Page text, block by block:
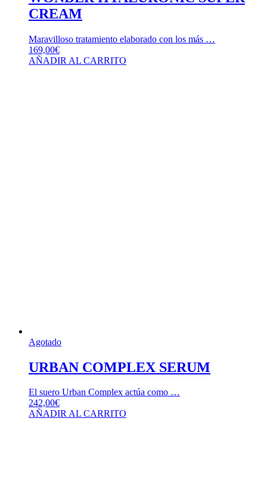
CREAM
Maravilloso tratamiento elaborado con los más …
169,00€
AÑADIR AL CARRITO
Agotado
URBAN COMPLEX SERUM
El suero Urban Complex actúa como …
242,00€
AÑADIR AL CARRITO